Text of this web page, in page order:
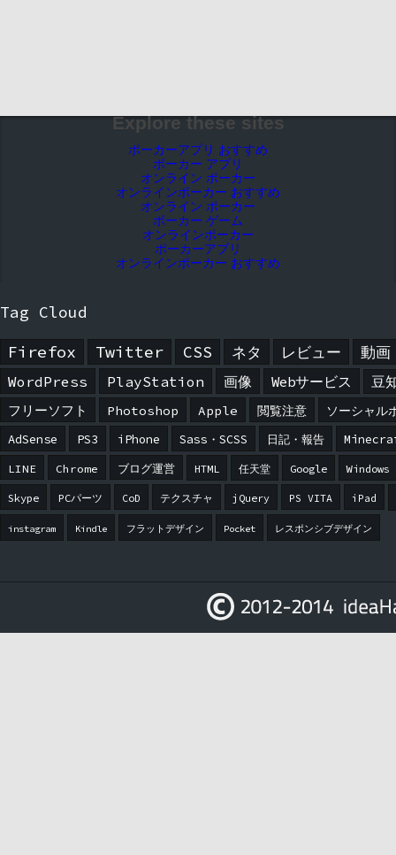
Explore these sites
ポーカーアプリ おすすめ
ポーカー アプリ
オンライン ポーカー
オンラインポーカー おすすめ
オンライン ポーカー
ポーカー ゲーム
オンラインポーカー
ポーカーアプリ
オンラインポーカー おすすめ
Tag Cloud
Firefox
Twitter CSS ネタ レビュー 動画
WordPress PlayStation 画像 Webサービス 豆
フリーソフト Photoshop Apple 閲覧注意 ソーシャル
AdSense PS3 iPhone Sass・SCSS 日記・報告
LINE Chrome ブログ運営 HTML 任天堂 Google Windows
Skype PCパーツ CoD テクスチャ jQuery PS VITA iPad
instagram Kindle フラットデザイン Pocket レスポンシブデザイン